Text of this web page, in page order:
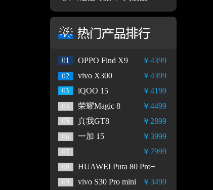
￥4399
OPPO Find X9
￥4399
vivo X300
￥4199
iQOO 15
￥4499
荣耀Magic 8
￥2899
真我GT8
￥3999
一加 15
￥7999
HUAWEI Pura 80 Pro+
￥3499
vivo S30 Pro mini